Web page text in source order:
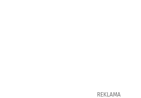
REKLAMA